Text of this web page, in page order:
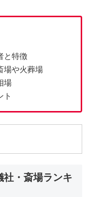
と特徴
場や火葬場
場
ト
・斎場ランキ